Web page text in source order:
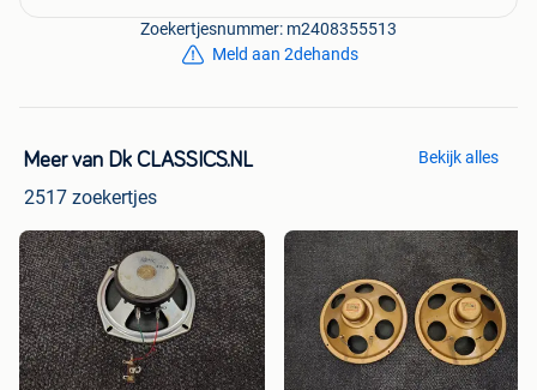
Zoekertjesnummer: m2408355513
Meld aan 2dehands
Meer van Dk CLASSICS.NL
2517 zoekertjes
Bekijk alles